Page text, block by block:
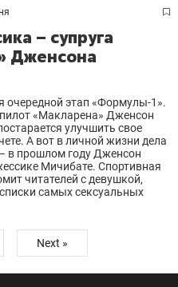
– супруга
Дженсона
очередной этап «Формулы-1».
«Макларена» Дженсон
улучшить свое
А вот в личной жизни дела
в прошлом году Дженсон
Мичибате. Спортивная
читателей с девушкой,
самых сексуальных
Next »